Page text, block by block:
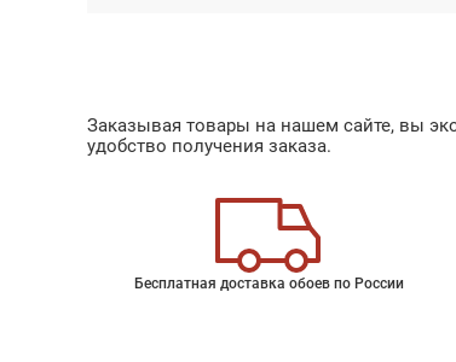
Заказывая товары на нашем сайте, вы
удобство получения заказа.
Бесплатная доставка обоев по России